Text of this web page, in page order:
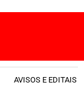
AVISOS E EDITAIS